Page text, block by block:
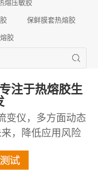
熔压敏胶
保鲜膜套热熔胶
胶
注于热熔胶生
仪，多方面动态
，降低应用风险